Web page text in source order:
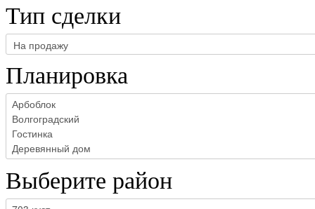
Тип сделки
Планировка
Выберите район